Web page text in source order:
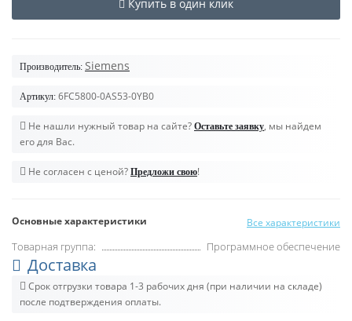
Купить в один клик
Производитель: Siemens
Артикул: 6FC5800-0AS53-0YB0
Не нашли нужный товар на сайте? Оставьте заявку, мы найдем
его для Вас.
Не согласен с ценой? Предложи свою!
Основные характеристики Все характеристики
Товарная группа: Программное обеспечение
Доставка
Срок отгрузки товара 1-3 рабочих дня (при наличии на складе)
после подтверждения оплаты.